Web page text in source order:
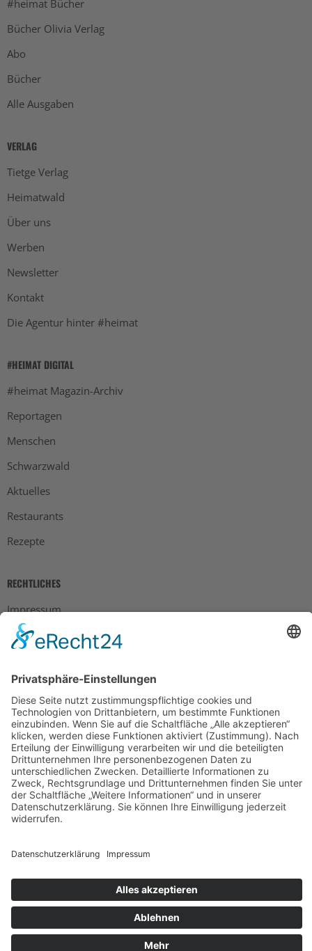
#heimat Bücher
Bücher Olivia Verlag
Abo
Bücher
Alle Ausgaben
VERLAG
Tietge Verlag
Heimatwald
Über uns
Werben
Newsletter
Kontakt
Die Agentur hinter #heimat
#HEIMAT DIGITAL
#heimat Magazin-Archiv
Reportagen
Menschen
Schwarzwald
Aktuelles
Restaurants
Rezepte
RECHTLICHES
Impressum
Datenschutz
Widerrufsbelehrung
Bankdaten
© 2026 Tietge GmbH, Wilhelmstraße 31, 77654 Offenburg – Alle Rechte
vorbehalten. *Preisangaben inkl. gesetzl. MwSt. und zzgl.
Versandkosten.